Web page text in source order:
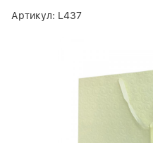
Артикул: L437